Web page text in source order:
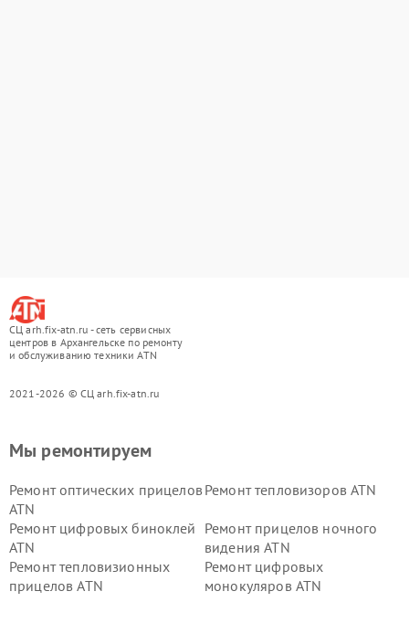
СЦ arh.fix-atn.ru - сеть сервисных
центров в Архангельске по ремонту
и обслуживанию техники ATN
2021-2026 © СЦ arh.fix-atn.ru
Мы ремонтируем
Ремонт оптических прицелов
ATN
Ремонт тепловизоров ATN
Ремонт цифровых биноклей
ATN
Ремонт прицелов ночного
видения ATN
Ремонт тепловизионных
прицелов ATN
Ремонт цифровых
монокуляров ATN